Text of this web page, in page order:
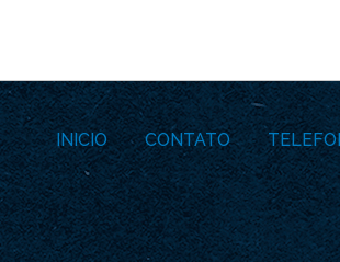
INICIO CONTATO